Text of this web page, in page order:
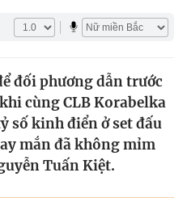
đối phương dẫn trước
cùng CLB Korabelka
số kinh điển ở set đấu
mắn đã không mỉm
Tuấn Kiệt.